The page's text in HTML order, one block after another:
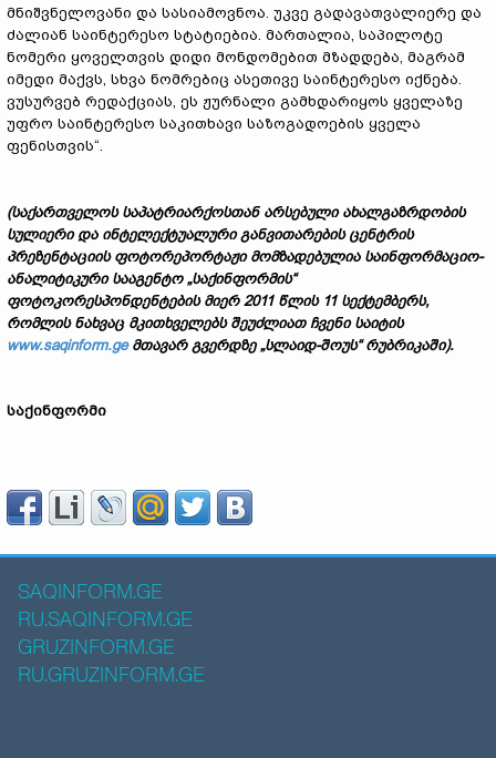
მნიშვნელოვანი და სასიამოვნოა. უკვე გადავათვალიერე და
ძალიან საინტერესო სტატიებია. მართალია, საპილოტე
ნომერი ყოველთვის დიდი მონდომებით მზადდება, მაგრამ
იმედი მაქვს, სხვა ნომრებიც ასეთივე საინტერესო იქნება.
ვუსურვებ რედაქციას, ეს ჟურნალი გამხდარიყოს ყველაზე
უფრო საინტერესო საკითხავი საზოგადოების ყველა
ფენისთვის“.
(საქართველოს საპატრიარქოსთან არსებული ახალგაზრდობის
სულიერი და ინტელექტუალური განვითარების ცენტრის
პრეზენტაციის ფოტორეპორტაჟი მომზადებულია საინფორმაციო-
ანალიტიკური სააგენტო „საქინფორმის“
ფოტოკორესპონდენტების მიერ 2011 წლის 11 სექტემბერს,
რომლის ნახვაც მკითხველებს შეუძლიათ ჩვენი საიტის
www.saqinform.ge მთავარ გვერდზე „სლაიდ-შოუს“ რუბრიკაში).
საქინფორმი
SAQINFORM.GE
RU.SAQINFORM.GE
GRUZINFORM.GE
RU.GRUZINFORM.GE